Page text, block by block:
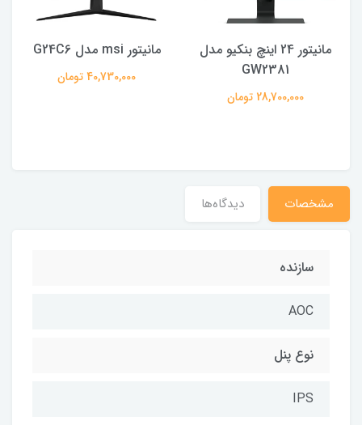
مانیتور 24 اینچ بنکیو مدل
GW2381
28,700,000 تومان
مانیتور msi مدل G24C6
40,730,000 تومان
مشخصات دیدگاه‌ها
سازنده
AOC
نوع پنل
IPS